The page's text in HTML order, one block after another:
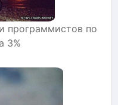
программистов по
3%